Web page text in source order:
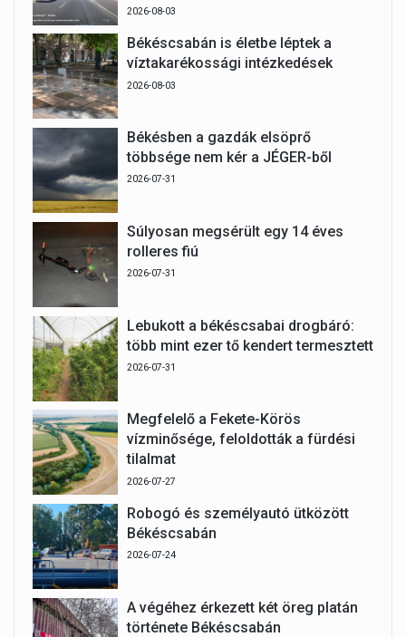
2026-08-03
Békéscsabán is életbe léptek a
víztakarékossági intézkedések
2026-08-03
Békésben a gazdák elsöprő
többsége nem kér a JÉGER-ből
2026-07-31
Súlyosan megsérült egy 14 éves
rolleres fiú
2026-07-31
Lebukott a békéscsabai drogbáró:
több mint ezer tő kendert termesztett
2026-07-31
Megfelelő a Fekete-Körös
vízminősége, feloldották a fürdési
tilalmat
2026-07-27
Robogó és személyautó ütközött
Békéscsabán
2026-07-24
A végéhez érkezett két öreg platán
története Békéscsabán